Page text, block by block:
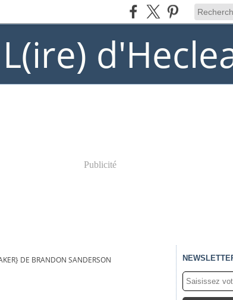
Publicité
DE BRANDON SANDERSON